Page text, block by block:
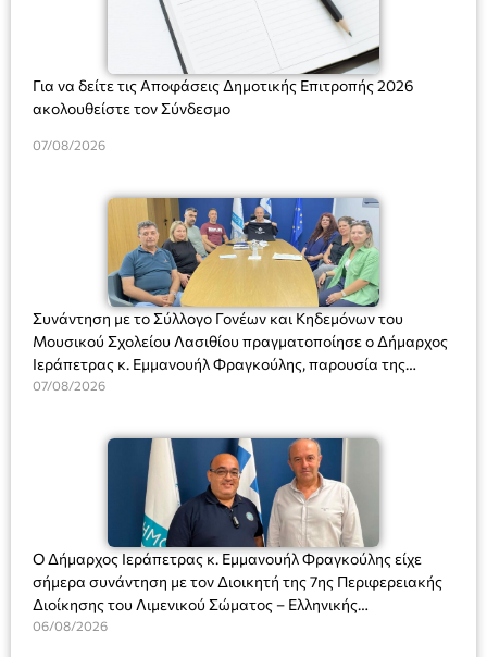
Για να δείτε τις Αποφάσεις Δημοτικής Επιτροπής 2026
ακολουθείστε τον Σύνδεσμο
07/08/2026
Συνάντηση με το Σύλλογο Γονέων και Κηδεμόνων του
Μουσικού Σχολείου Λασιθίου πραγματοποίησε ο Δήμαρχος
Ιεράπετρας κ. Εμμανουήλ Φραγκούλης, παρουσία της
Διευθύντριας του σχολείου κας Μαριάννας Χαΐτα.
07/08/2026
Ο Δήμαρχος Ιεράπετρας κ. Εμμανουήλ Φραγκούλης είχε
σήμερα συνάντηση με τον Διοικητή της 7ης Περιφερειακής
Διοίκησης του Λιμενικού Σώματος – Ελληνικής
Ακτοφυλακής (Λ.Σ.-ΕΛ.ΑΚΤ.), Αρχιπλοίαρχο Λ.Σ. κ. Ιωάννη
06/08/2026